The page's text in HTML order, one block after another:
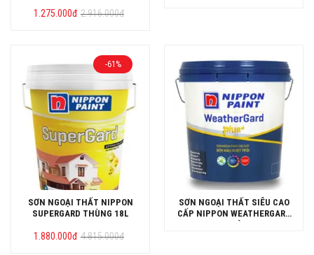
2.916.000đ
Giá
1.275.000đ Giá
1.275.000đ.
-61%
SƠN NGOẠI THẤT NIPPON
SUPERGARD THÙNG 18L
4.815.000đ
Giá
1.880.000đ Giá
SƠN NGOẠI THẤT SIÊU CAO
CẤP NIPPON WEATHERGARD
PLUS+ THÙNG 15L